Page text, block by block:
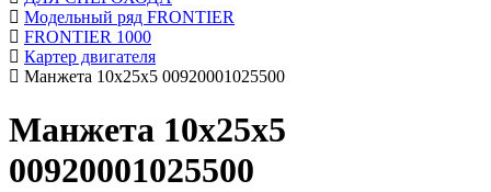
Модельный ряд FRONTIER
FRONTIER 1000
Картер двигателя
Манжета 10x25x5 00920001025500
Манжета 10x25x5
00920001025500